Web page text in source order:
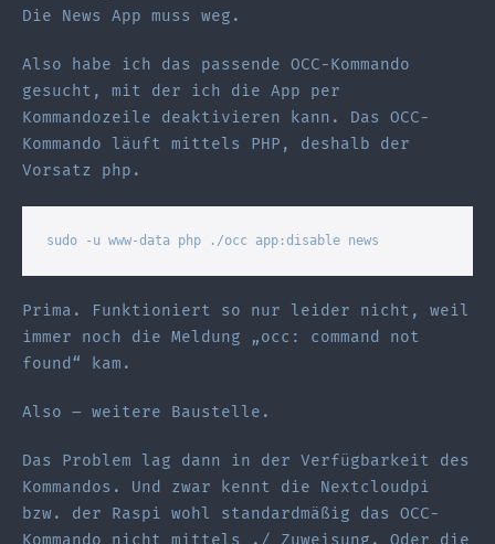
Die News App muss weg.
Also habe ich das passende OCC-Kommando
gesucht, mit der ich die App per
Kommandozeile deaktivieren kann. Das OCC-
Kommando läuft mittels PHP, deshalb der
Vorsatz php.
sudo -u www-data php ./occ app:disable news
Prima. Funktioniert so nur leider nicht, weil
immer noch die Meldung „occ: command not
found“ kam.
Also – weitere Baustelle.
Das Problem lag dann in der Verfügbarkeit des
Kommandos. Und zwar kennt die Nextcloudpi
bzw. der Raspi wohl standardmäßig das OCC-
Kommando nicht mittels ./ Zuweisung. Oder die